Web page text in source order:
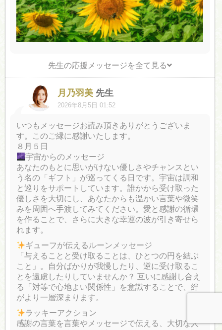
先生の応援メッセージを全て見る
月乃羽美 先生
2026年8月5日 01:52
いつもメッセージお読み頂きありがとうございま
す。このご縁に感謝いたします。
８月５日
宇宙からのメッセージ
あなたのもとに思いがけない優しさやチャンスとい
う名の「ギフト」が巡ってくる日です。宇宙は調和
と巡りをサポートしています。誰かから受け取った
優しさを大切にし、あなたからも温かい言葉や微笑
みを周囲へ手渡してみてください。愛と感謝の循環
を作ることで、さらに大きな幸運の波が引き寄せら
れます。
ギューフが伝えるルーンメッセージ
「与えることと受け取ることは、ひとつの円を結ぶ
こと」。自分ばかりが我慢したり、逆に受け取るこ
とを遠慮したりしていませんか？ 互いに感謝し合え
る「対等で心地よい関係性」を意識することで、絆
がより一層深まります。
ラッキーアクション
感謝の言葉を言葉やメッセージで伝える、大切な人